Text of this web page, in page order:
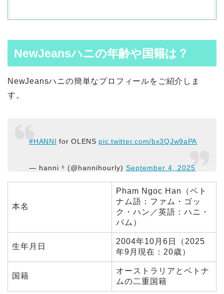
NewJeansハニの年齢や国籍は？
NewJeansハニの簡単なプロフィールをご紹介しま
す。
#HANNI for OLENS pic.twitter.com/bx3QJw9aPA
— hanni ⁵ (@hannihourly)September 4, 2025
本名
Pham Ngoc Han（ベト
ナム語：ファム・ゴッ
ク・ハン／英語：ハニ・
パム）
生年月日
2004年10月6日（2025
年9月現在：20歳）
国籍
オーストラリアとベトナ
ムの二重国籍